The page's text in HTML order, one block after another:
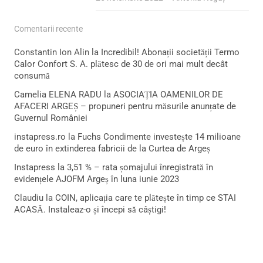
Comentarii recente
Constantin Ion Alin la Incredibil! Abonații societății Termo
Calor Confort S. A. plătesc de 30 de ori mai mult decât
consumă
Camelia ELENA RADU la ASOCIAȚIA OAMENILOR DE
AFACERI ARGEȘ – propuneri pentru măsurile anunțate de
Guvernul României
instapress.ro la Fuchs Condimente investește 14 milioane
de euro în extinderea fabricii de la Curtea de Argeș
Instapress la 3,51 % – rata șomajului înregistrată în
evidențele AJOFM Argeș în luna iunie 2023
Claudiu la COIN, aplicația care te plătește în timp ce STAI
ACASĂ. Instaleaz-o și începi să câștigi!